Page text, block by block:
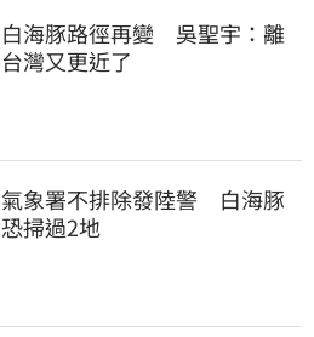
白海豚路徑再變　吳聖宇：離
台灣又更近了
氣象署不排除發陸警　白海豚
恐掃過2地